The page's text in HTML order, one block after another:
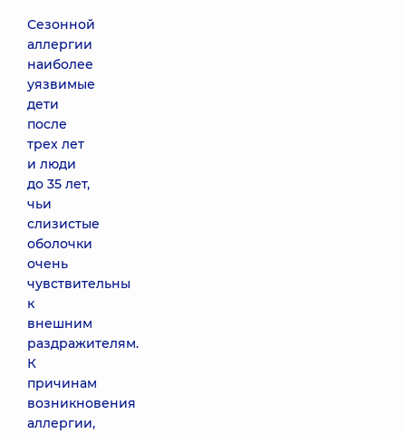
Сезонной
аллергии
наиболее
уязвимые
дети
после
трех лет
и люди
до 35 лет,
чьи
слизистые
оболочки
очень
чувствительны
к
внешним
раздражителям.
К
причинам
возникновения
аллергии,